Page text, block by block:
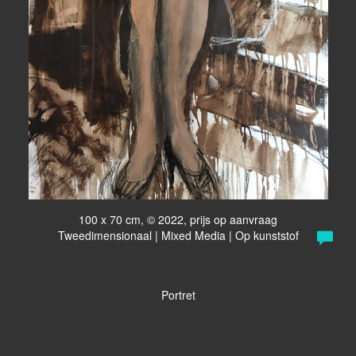
100 x 70 cm, © 2022, prijs op aanvraag
Tweedimensionaal | Mixed Media | Op kunststof
Portret